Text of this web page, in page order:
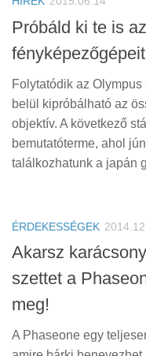
Próbáld ki te is
Folytatódik az
belül kipróbálható az
objektív. A következő
bemutatóterme, ahol
találkozhatunk a japán
ÉRDEKESSÉGEK
Akarsz
szettet a
meg!
A Phaseone egy